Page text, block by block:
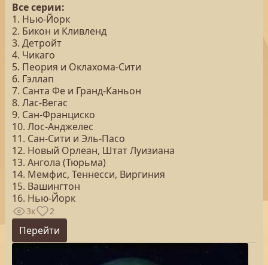
Все серии:
1. Нью-Йорк
2. Бикон и Кливленд
3. Детройт
4. Чикаго
5. Пеория и Оклахома-Сити
6. Гэллап
7. Санта Фе и Гранд-Каньон
8. Лас-Вегас
9. Сан-Франциско
10. Лос-Анджелес
11. Сан-Сити и Эль-Пасо
12. Новый Орлеан, Штат Луизиана
13. Ангола (Тюрьма)
14. Мемфис, Теннесси, Виргиния
15. Вашингтон
16. Нью-Йорк
3к 2
Перейти